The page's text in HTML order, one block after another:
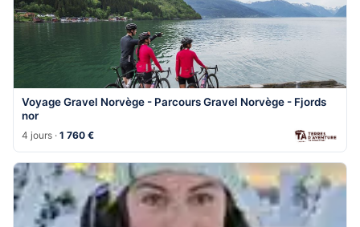
Voyage Gravel Norvège - Parcours Gravel Norvège - Fjords
nor
4 jours ·1 760 €